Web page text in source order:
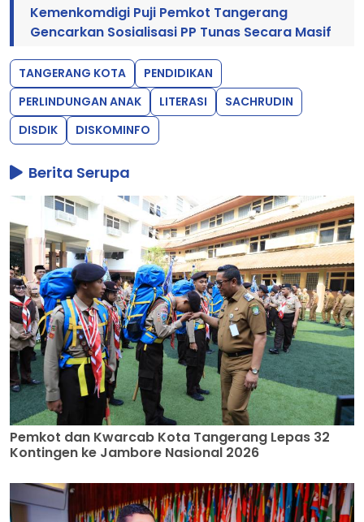
Kemenkomdigi Puji Pemkot Tangerang
Gencarkan Sosialisasi PP Tunas Secara Masif
TANGERANG KOTA
PENDIDIKAN
PERLINDUNGAN ANAK
LITERASI
SACHRUDIN
DISDIK
DISKOMINFO
Berita Serupa
Pemkot dan Kwarcab Kota Tangerang Lepas 32
Kontingen ke Jambore Nasional 2026